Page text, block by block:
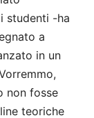
studenti -ha
a
in un
non fosse
teoriche